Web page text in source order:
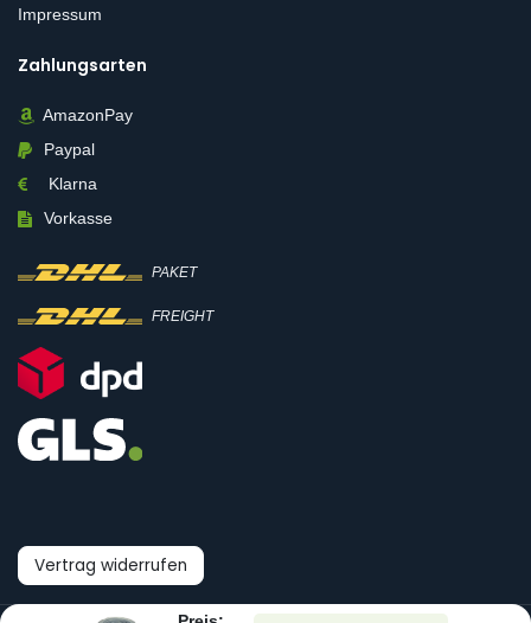
Impressum
Zahlungsarten
AmazonPay
Paypal
Klarna
Vorkasse
PAKET
FREIGHT
Vertrag widerrufen